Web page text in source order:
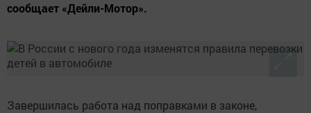
сообщает «Дейли-Мотор».
Завершилась работа над поправками в законе,